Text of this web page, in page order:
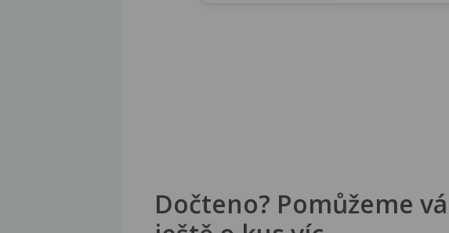
Dočteno? Pomůžeme